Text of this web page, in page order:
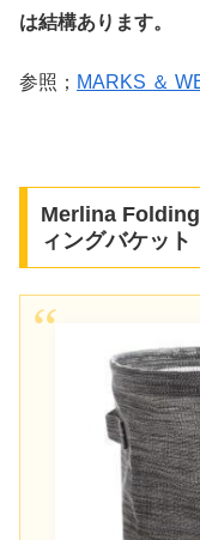
は結構あります。
参照； MARKS ＆
Merlina
ィングバケッ